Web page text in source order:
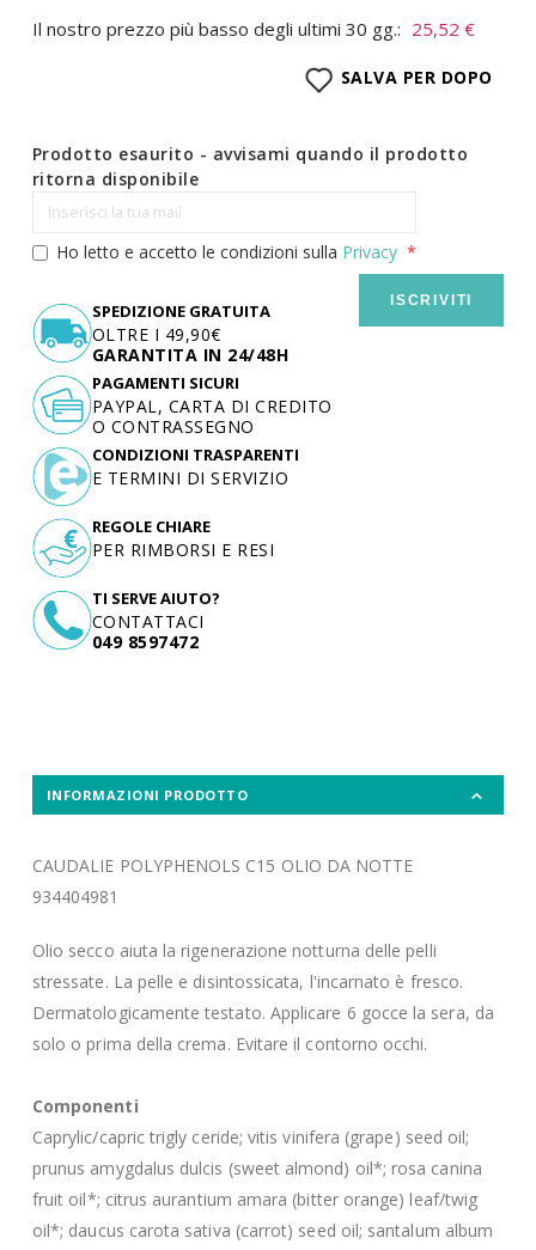
Il nostro prezzo più basso degli ultimi 30 gg.: 25,52 €
SALVA PER DOPO
Prodotto esaurito - avvisami quando il prodotto
ritorna disponibile
Ho letto e accetto le condizioni sulla Privacy
ISCRIVITI
SPEDIZIONE GRATUITA
OLTRE I 49,90€
GARANTITA IN 24/48H
TI SERVE AIUTO?
CONTATTACI
049 8597472
PAGAMENTI SICURI
PAYPAL, CARTA DI CREDITO
O CONTRASSEGNO
CONDIZIONI TRASPARENTI
E TERMINI DI SERVIZIO
REGOLE CHIARE
PER RIMBORSI E RESI
INFORMAZIONI PRODOTTO
CAUDALIE POLYPHENOLS C15 OLIO DA NOTTE
934404981
Olio secco aiuta la rigenerazione notturna delle pelli
stressate. La pelle e disintossicata, l'incarnato è fresco.
Dermatologicamente testato. Applicare 6 gocce la sera, da
solo o prima della crema. Evitare il contorno occhi.
Componenti
Caprylic/capric trigly ceride; vitis vinifera (grape) seed oil;
prunus amygdalus dulcis (sweet almond) oil*; rosa canina
fruit oil*; citrus aurantium amara (bitter orange) leaf/twig
oil*; daucus carota sativa (carrot) seed oil; santalum album